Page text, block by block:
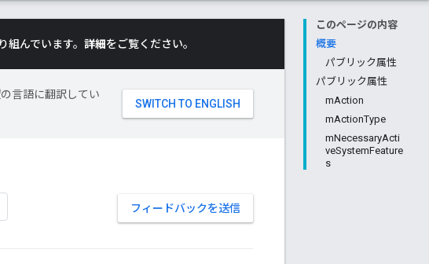
このページの内容
概要
パブリック属性
パブリック属性
mAction
mActionType
mNecessaryActi
veSystemFeature
s
んでいます。 詳細をご覧ください。
言語に翻訳してい
フィードバックを送信